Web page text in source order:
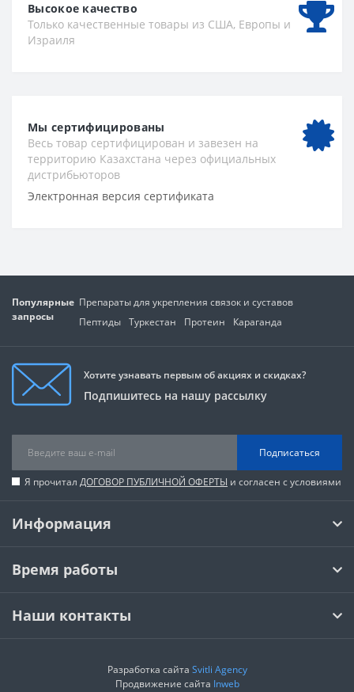
Высокое качество
Только качественные товары из США, Европы и
Израиля
Мы сертифицированы
Весь товар сертифицирован и завезен на
территорию Казахстана через официальных
дистрибьюторов
Электронная версия сертификата
Популярные
запросы
Препараты для укрепления связок и суставов
Пептиды
Туркестан Протеин Караганда
Хотите узнавать первым об акциях и скидках?
Подпишитесь на нашу рассылку
Подписаться
Я прочитал ДОГОВОР ПУБЛИЧНОЙ ОФЕРТЫ и согласен с условиями
Информация
Время работы
Наши контакты
Разработка сайта Svitli Agency
Продвижение сайта Inweb